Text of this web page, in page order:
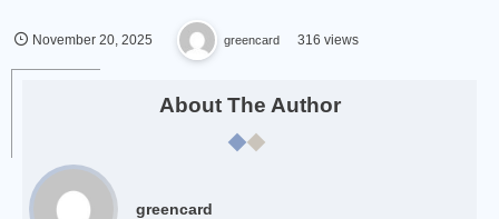
November 20 ,2025 greencard 316 views
About The Author
greencard